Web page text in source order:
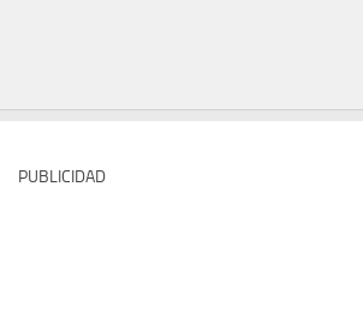
PUBLICIDAD